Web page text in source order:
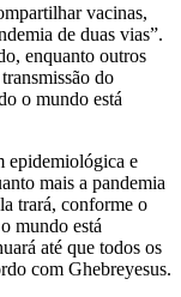
vacinas,
de duas vias”.
enquanto outros
do
o mundo está
epidemiológica e
mais a pandemia
trará, conforme o
mundo está
até que todos os
com Ghebreyesus.